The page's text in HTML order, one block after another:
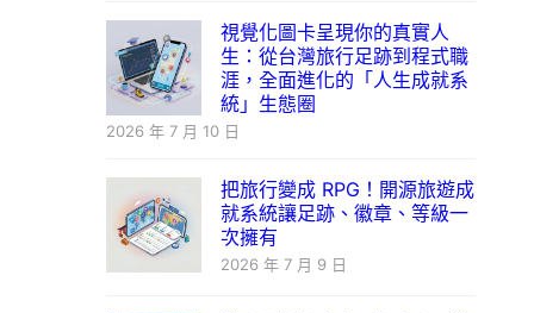
視覺化圖卡呈現你的真實人
生：從台灣旅行足跡到程式職
涯，全面進化的「人生成就系
統」生態圈
2026 年 7 月 10 日
把旅行變成 RPG！開源旅遊成
就系統讓足跡、徽章、等級一
次擁有
2026 年 7 月 9 日